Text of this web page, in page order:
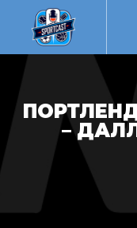
–